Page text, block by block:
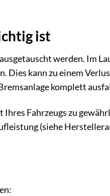
ist
werden. Im
Dies kann zu einem
komplett
Fahrzeugs zu
(siehe